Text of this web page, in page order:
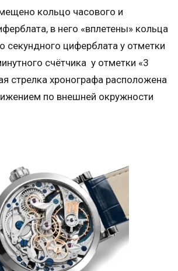
кольцо часового и
в него «вплетены» кольца
секундного циферблата у отметки
счётчика у отметки «3
стрелка хронографа расположена
по внешней окружности